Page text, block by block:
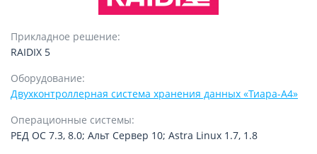
Прикладное решение:
RAIDIX 5
Оборудование:
Двухконтроллерная система хранения данных «Тиара-А4»
Операционные системы:
РЕД ОС 7.3, 8.0; Альт Сервер 10; Astra Linux 1.7, 1.8